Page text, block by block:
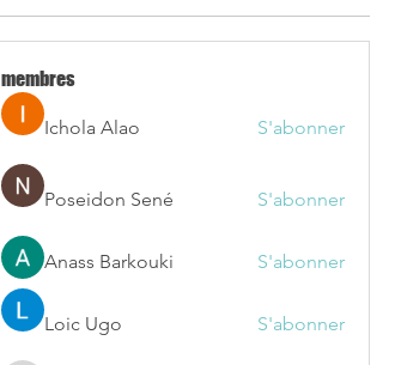
membres
Ichola Alao S'abonner
Poseidon Sené S'abonner
Anass Barkouki S'abonner
Loic Ugo S'abonner